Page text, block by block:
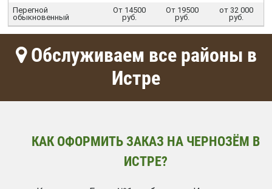
Перегной
обыкновенный
От 14500
руб.
От 19500
руб.
от 32 000
руб.
Обслуживаем все районы в
Истре
КАК ОФОРМИТЬ ЗАКАЗ НА ЧЕРНОЗЁМ В
ИСТРЕ?